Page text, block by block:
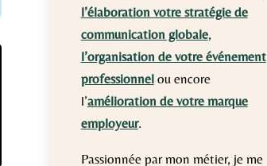
l’élaboration votre stratégie de
communication globale,
l’organisation de votre événement
professionnelou encore
l’amélioration de votre marque
employeur.
Passionnée par mon métier, je me